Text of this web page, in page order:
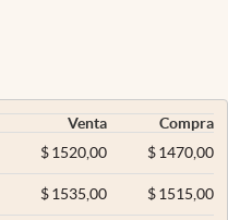
Venta
Compra
$ 1520,00 $1470,00
$ 1535,00 $1515,00